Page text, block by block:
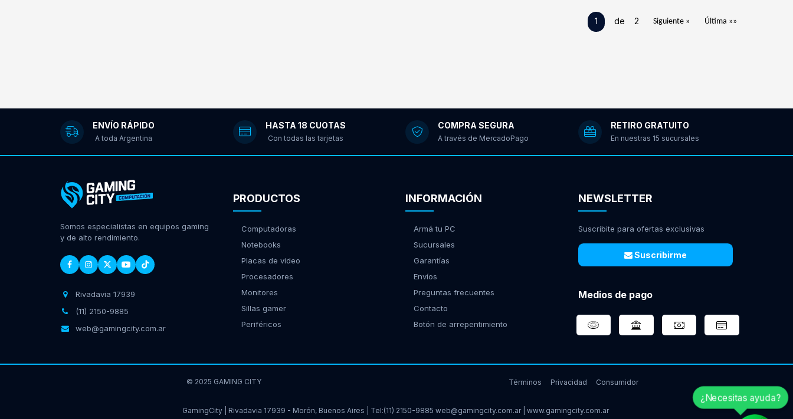
1 de 2 Siguiente » Última »»
ENVÍO RÁPIDO
A toda Argentina
HASTA 18 CUOTAS
Con todas las tarjetas
COMPRA SEGURA
A través de MercadoPago
RETIRO GRATUITO
En nuestras 15 sucursales
Somos especialistas en equipos gaming
y de alto rendimiento.
Rivadavia 17939
(11) 2150-9885
web@gamingcity.com.ar
PRODUCTOS
Computadoras
Notebooks
Placas de video
Procesadores
Monitores
Sillas gamer
Periféricos
INFORMACIÓN
Armá tu PC
Sucursales
Garantías
Envíos
Preguntas frecuentes
Contacto
Botón de arrepentimiento
NEWSLETTER
Suscribite para ofertas exclusivas
Suscribirme
Medios de pago
© 2025 GAMING CITY Términos Privacidad Consumidor
GamingCity | Rivadavia 17939 - Morón, Buenos Aires | Tel:(11) 2150-9885 web@gamingcity.com.ar www.gamingcity.com.ar
¿Necesitas ayuda?